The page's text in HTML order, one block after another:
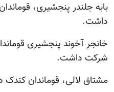
بابه جلندر پنجشیری،
داشت.
خانجر آخوند پنجشیری
شرکت داشت.
مشتاق لالی، قوماندان